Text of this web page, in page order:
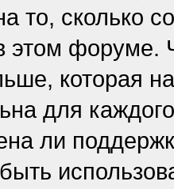
то, сколько
этом форуме.
которая
для
ли